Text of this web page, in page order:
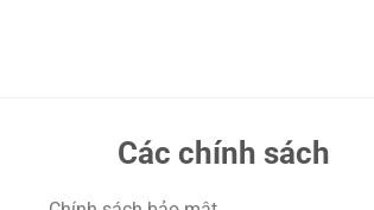
Các chính sách